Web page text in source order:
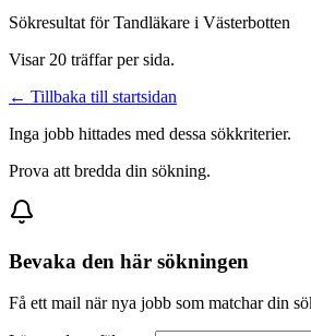
Sökresultat förTandläkare i Västerbotten
Visar 20 träffar per sida.
← Tillbaka till startsidan
Inga jobb hittades med dessa sökkriterier.
Prova att bredda din sökning.
Bevaka den här sökningen
Få ett mail när nya jobb som matchar din